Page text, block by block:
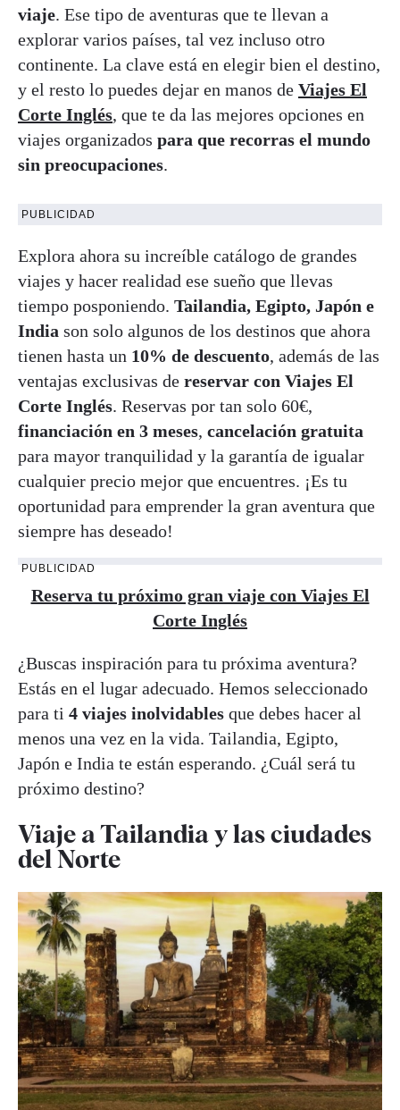
viaje. Ese tipo de aventuras que te llevan a
explorar varios países, tal vez incluso otro
continente. La clave está en elegir bien el destino,
y el resto lo puedes dejar en manos de Viajes El
Corte Inglés, que te da las mejores opciones en
viajes organizados para que recorras el mundo
sin preocupaciones.
PUBLICIDAD
Explora ahora su increíble catálogo de grandes
viajes y hacer realidad ese sueño que llevas
tiempo posponiendo. Tailandia, Egipto, Japón e
India son solo algunos de los destinos que ahora
tienen hasta un 10% de descuento, además de las
ventajas exclusivas de reservar con Viajes El
Corte Inglés. Reservas por tan solo 60€,
financiación en 3 meses, cancelación gratuita
para mayor tranquilidad y la garantía de igualar
cualquier precio mejor que encuentres. ¡Es tu
oportunidad para emprender la gran aventura que
siempre has deseado!
PUBLICIDAD
Reserva tu próximo gran viaje con Viajes El
Corte Inglés
¿Buscas inspiración para tu próxima aventura?
Estás en el lugar adecuado. Hemos seleccionado
para ti 4 viajes inolvidables que debes hacer al
menos una vez en la vida. Tailandia, Egipto,
Japón e India te están esperando. ¿Cuál será tu
próximo destino?
Viaje a Tailandia y las ciudades
del Norte